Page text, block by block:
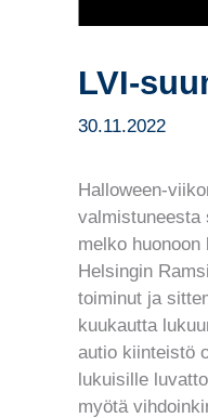
LVI-
30.11.2022
Halloween-
valmistuneesta
melko
Helsingin
toiminut ja
kuukautta
autio kiinteistö
lukuisille
myötä